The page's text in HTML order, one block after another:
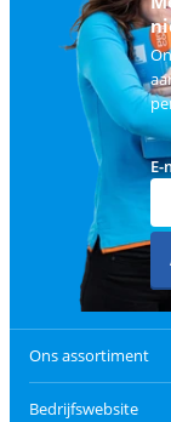
E-
Ons assortiment
Bedrijfswebsite